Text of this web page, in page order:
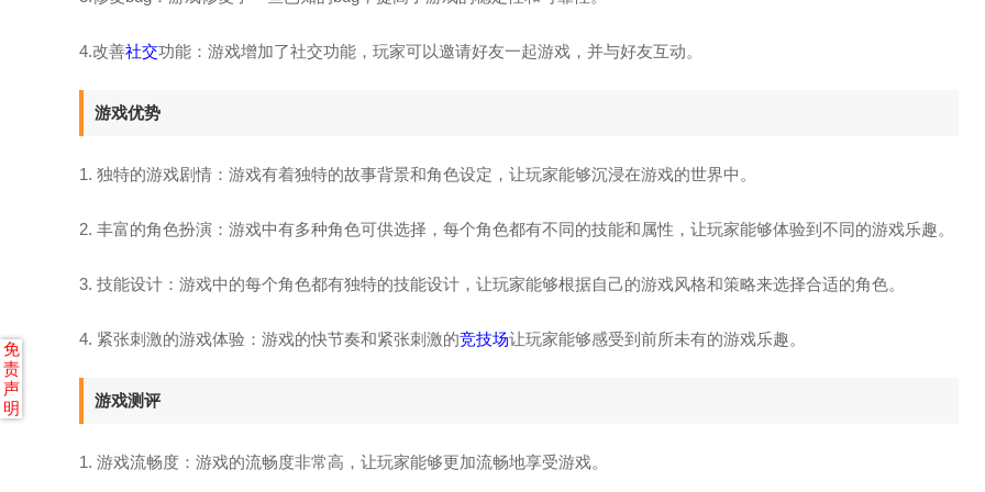
4.改善社交功能：游戏增加了社交功能，玩家可以邀请好友一起游戏，并与好友互动。
游戏优势
1. 独特的游戏剧情：游戏有着独特的故事背景和角色设定，让玩家能够沉浸在游戏的世界中。
2. 丰富的角色扮演：游戏中有多种角色可供选择，每个角色都有不同的技能和属性，让玩家能够体验到不同的游戏乐趣。
3. 技能设计：游戏中的每个角色都有独特的技能设计，让玩家能够根据自己的游戏风格和策略来选择合适的角色。
4. 紧张刺激的游戏体验：游戏的快节奏和紧张刺激的竞技场让玩家能够感受到前所未有的游戏乐趣。
游戏测评
1. 游戏流畅度：游戏的流畅度非常高，让玩家能够更加流畅地享受游戏。
免
责
声
明